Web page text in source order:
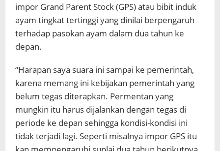
impor Grand Parent Stock (GPS) atau bibit induk
ayam tingkat tertinggi yang dinilai berpengaruh
terhadap pasokan ayam dalam dua tahun ke
depan.
“Harapan saya suara ini sampai ke pemerintah,
karena memang ini kebijakan pemerintah yang
belum tegas diterapkan. Permentan yang
mungkin itu harus dijalankan dengan tegas di
periode ke depan sehingga kondisi-kondisi ini
tidak terjadi lagi. Seperti misalnya impor GPS itu